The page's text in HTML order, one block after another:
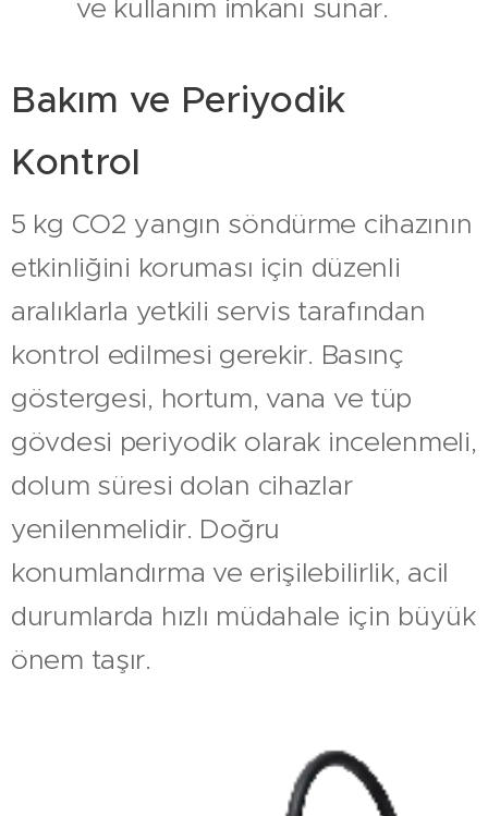
ve kullanım imkanı sunar.
Bakım ve Periyodik
Kontrol
5 kg CO2 yangın söndürme cihazının
etkinliğini koruması için düzenli
aralıklarla yetkili servis tarafından
kontrol edilmesi gerekir. Basınç
göstergesi, hortum, vana ve tüp
gövdesi periyodik olarak incelenmeli,
dolum süresi dolan cihazlar
yenilenmelidir. Doğru
konumlandırma ve erişilebilirlik, acil
durumlarda hızlı müdahale için büyük
önem taşır.